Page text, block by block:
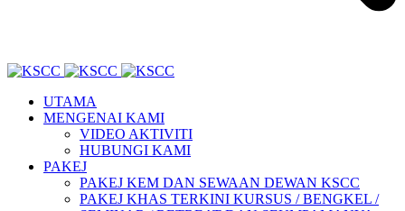
UTAMA
MENGENAI KAMI
VIDEO AKTIVITI
HUBUNGI KAMI
PAKEJ
PAKEJ KEM DAN SEWAAN DEWAN KSCC
PAKEJ KHAS TERKINI KURSUS / BENGKEL /